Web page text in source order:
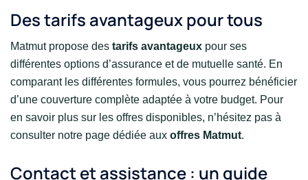
Des tarifs avantageux pour tous
Matmut propose des tarifs avantageux pour ses
différentes options d’assurance et de mutuelle santé. En
comparant les différentes formules, vous pourrez bénéficier
d’une couverture complète adaptée à votre budget. Pour
en savoir plus sur les offres disponibles, n’hésitez pas à
consulter notre page dédiée aux offres Matmut.
Contact et assistance : un guide